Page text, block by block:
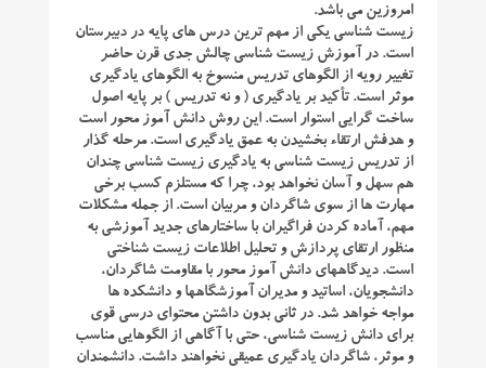
امروزین می باشد.
زیست شناسی یکی از مهم ترین درس های پایه در دبیرستان
است. در آموزش زیست شناسی چالش جدی قرن حاضر
تغییر رویه از الگوهای تدریس منسوخ به الگوهای یادگیری
موثر است. تأکید بر یادگیری ( و نه تدریس ) بر پایه اصول
ساخت گرایی استوار است. این روش دانش آموز محور است
و هدفش ارتقاء بخشیدن به عمق یادگیری است. مرحله گذار
از تدریس زیست شناسی به یادگیری زیست شناسی چندان
هم سهل و آسان نخواهد بود، چرا که مستلزم کسب برخی
مهارت ها از سوی شاگردان و مربیان است. از جمله مشکلات
مهم، آماده کردن فراگیران با ساختارهای جدید آموزشی به
منظور ارتقای پردازش و تحلیل اطلاعات زیست شناختی
است. دیدگاههای دانش آموز محور با مقاومت شاگردان،
دانشجویان، اساتید و مدیران آموزشگاهها و دانشکده ها
مواجه خواهد شد. در ثانی بدون داشتن محتوای درسی قوی
برای دانش زیست شناسی، حتی با آگاهی از الگوهایی مناسب
و موثر، شاگردان یادگیری عمیقی نخواهند داشت. دانشمندان